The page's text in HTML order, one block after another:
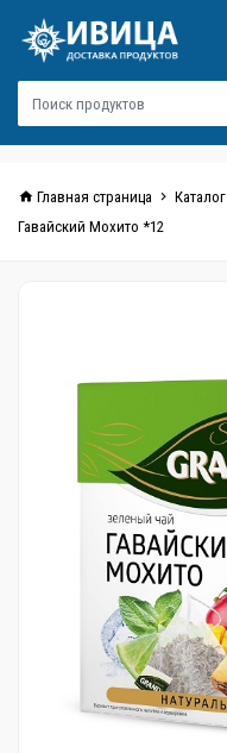
Главная страница Каталог
Гавайский Мохито *12